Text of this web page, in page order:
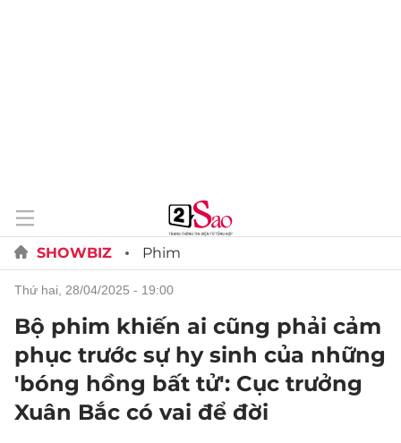
SHOWBIZ Phim
thứ hai, 28/04/2025 - 19:00
Bộ phim khiến ai cũng phải cảm
phục trước sự hy sinh của những
'bóng hồng bất tử': Cục trưởng
Xuân Bắc có vai để đời